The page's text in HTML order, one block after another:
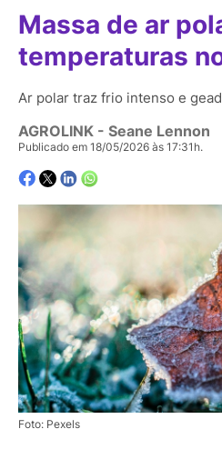
Massa de ar
temperaturas
Ar polar traz frio intenso e
AGROLINK - Seane Lennon
Publicado em 18/05/2026 às 17:31h.
Foto: Pexels